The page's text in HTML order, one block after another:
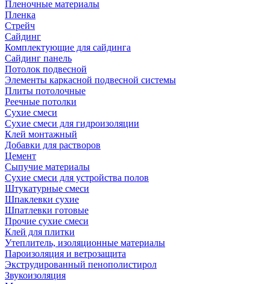
Пленочные материалы
Пленка
Стрейч
Сайдинг
Комплектующие для сайдинга
Сайдинг панель
Потолок подвесной
Элементы каркасной подвесной системы
Плиты потолочные
Реечные потолки
Сухие смеси
Сухие смеси для гидроизоляции
Клей монтажный
Добавки для растворов
Цемент
Сыпучие материалы
Сухие смеси для устройства полов
Штукатурные смеси
Шпаклевки сухие
Шпатлевки готовые
Прочие сухие смеси
Клей для плитки
Утеплитель, изоляционные материалы
Пароизоляция и ветрозащита
Экструдированный пенополистирол
Звукоизоляция